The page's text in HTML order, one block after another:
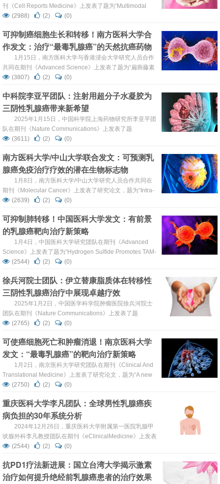
刊《Cell Reports Medicine》上发表了题为“Multimodal
integration using a machine learning approach facilitates
文。在这项研究中，团队利用由579名H...
(2988) (2) (0)
可抑制癌细胞生长和转移！南方医科大学合
作发文：治疗“最毒乳腺癌”的天然抗癌药物
1月15日，南方医科大学与香港浸会大学研究人员合作
共同在期刊《Advanced Science》上发表了题为“扁蒴藤素
Promotes Ubiquitination of HSPA8 and Activates the
究论文，本研究中，研究人员发现扁蒴藤素显著触发了
TNBC中自噬启动的激活...
(3807) (2) (0)
中科院李亚平团队：注射用超分子水凝胶为
三阴性乳腺癌带来新希望
2025年1月15日，中国科学院上海药物研究所李亚平团
队在期刊《Nature Communications》上发表了题
为“Injectable supramolecular hydrogel co-loading
triple-negative breast cancer”的研究论文。研究...
(3611) (2) (0)
南方医科大学/中山大学联合发文：可预测乳
腺癌免疫治疗疗效的潜在生物标志物
1月8日，南方医科大学/中山大学研究人员合作共同在
期刊《Molecular Cancer》上发表了研究论文，题为“Intra-
tumoral sphingobacterium multivorum promotes triple-
immunosurveillance”，本研究中，研...
(2639) (2) (0)
可抑制肺转移！中国医科大学发文：有前景
的乳腺癌靶向治疗新策略
1月4日，中国医科大学研究团队在期刊《Advanced
Science》上发表了题为“Hydrogen Sulfide Promotes TAM-
M1 Polarization through Activating IRE-1α Pathway via
论文，本研究中，研究结果表明，在乳腺...
(2544) (2) (0)
徐兵河院士团队：伊立替康脂质体在转移性
三阴性乳腺癌治疗中展现卓越疗效
2025年1月2日，中国医学科学院肿瘤医院徐兵河院士
团队在期刊《Nature Communications》上发表了题
为“Intravenous liposomal irinotecan in metastatic triple-
chemotherapy: a phase Ib study”的研究...
(2765) (2) (0)
可使癌细胞死亡和肿瘤消退！南京医科大学
发文：“最毒乳腺癌”的靶向治疗新策略
1月2日，南京医科大学研究团队在期刊《Clinical And
Translational Medicine》上发表了研究论文，题为“A new
peptide inhibitor of C1QBP exhibits potent anti-tumour
mitochond...
(2750) (2) (0)
重庆医科大学李凡团队：全球男性乳腺癌疾
病负担的30年系统分析
2024年12月26日，重庆医科大学附属第一医院乳腺甲
状腺外科李凡教授团队在期刊《eClinicalMedicine》上发表
了题为“Global, regional, and national burden of male
analysis from the global...
(2544) (2) (0)
抗PD1疗法新进展：国立台湾大学揭示激素
治疗如何提升绝经前乳腺癌患者的治疗效果